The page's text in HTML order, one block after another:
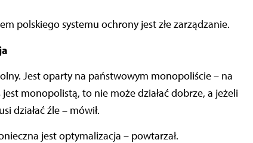
polskiego systemu ochrony jest złe zarządzanie.
Jest oparty na państwowym monopoliście – na
monopolistą, to nie może działać dobrze, a jeżeli
działać źle – mówił.
jest optymalizacja – powtarzał.